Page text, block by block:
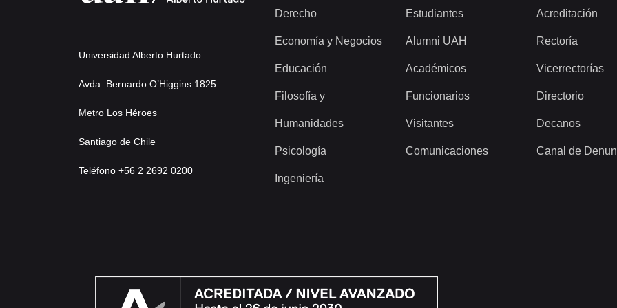
Universidad Alberto Hurtado
Avda. Bernardo O’Higgins 1825
Metro Los Héroes
Santiago de Chile
Teléfono +56 2 2692 0200
Derecho
Economía y Negocios
Educación
Filosofía y
Humanidades
Psicología
Ingeniería
Estudiantes
Alumni UAH
Académicos
Funcionarios
Visitantes
Comunicaciones
Acreditación
Rectoría
Vicerrectorías
Directorio
Decanos
Canal de